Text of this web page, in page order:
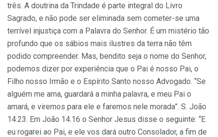
três. A doutrina da Trinda­de é parte integral do Livro
Sagrado, e não pode ser eliminada sem cometer-se uma
terrível injustiça com a Palavra do Senhor. É um mistério tão
profundo que os sábios mais ilustres da terra não têm
podido com­preender. Mas, bendito seja o nome do Senhor,
podemos dizer por experiência que o Pai é nosso Pai, o
Filho nosso Irmão e o Espírito Santo nosso Advogado. “Se
alguém me ama, guardará a minha palavra, e meu Pai o
amará, e viremos para ele e faremos nele morada”. S. João
14.23. Em João 14.16 o Senhor Jesus disse o seguinte: “E
eu rogarei ao Pai, e ele vos dará outro Consolador, a fim de